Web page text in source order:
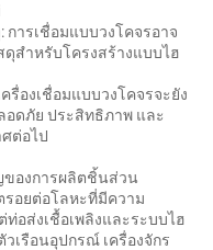
ารเชื่อมแบบวงโคจรอาจ
ดุสำหรับโครงสร้างแบบไฮ
รื่องเชื่อมแบบวงโคจรจะยัง
ดภัย ประสิทธิภาพ และ
ต่อไป
ของการผลิตชิ้นส่วน
รอยต่อโลหะที่มีความ
อส่งเชื้อเพลิงและระบบไฮ
เรือนอุปกรณ์ เครื่องจักร